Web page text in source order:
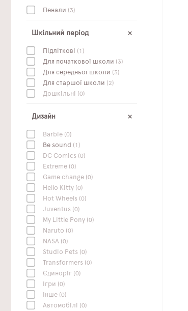
Пенали (3)
Шкільний період
Підліткові (1)
Для початкової школи (3)
Для середньої школи (3)
Для старшої школи (2)
Дошкільні (0)
Дизайн
Barbie (0)
Be sound (1)
DC Сomics (0)
Extreme (0)
Game change (0)
Hello Kitty (0)
Hot Wheels (0)
Juventus (0)
My Little Pony (0)
Naruto (0)
NASA (0)
Studio Pets (0)
Transformers (0)
Єдиноріг (0)
Ігри (0)
Інше (0)
Автомобілі (0)